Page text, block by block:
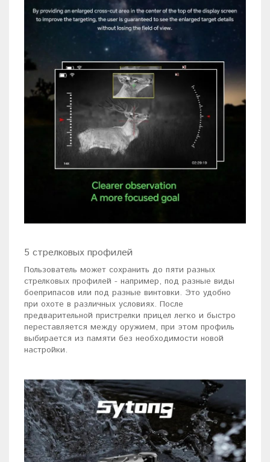
5 стрелковых профилей
Пользователь может сохранить до пяти разных
стрелковых профилей - например, под разные виды
боеприпасов или под разные винтовки. Это удобно
при охоте в различных условиях. После
предварительной пристрелки прицел легко и быстро
переставляется между оружием, при этом профиль
выбирается из памяти без необходимости новой
настройки.